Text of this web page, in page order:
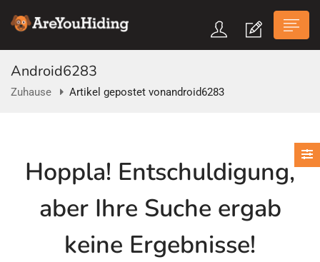
Android6283
Zuhause Artikel gepostet vonandroid6283
Hoppla! Entschuldigung,
aber Ihre Suche ergab
keine Ergebnisse!